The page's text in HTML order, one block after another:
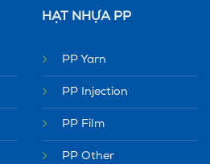
HẠT NHỰA PP
PP Yarn
PP Injection
PP Film
PP Other